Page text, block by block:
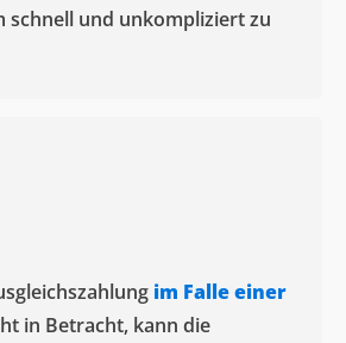
schnell und unkompliziert zu
im Falle einer
in Betracht, kann die